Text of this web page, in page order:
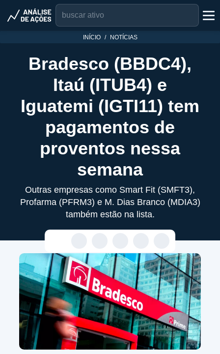
INÍCIO NOTÍCIAS
Bradesco (BBDC4),
Itaú (ITUB4) e
Iguatemi (IGTI11) tem
pagamentos de
proventos nessa
semana
Outras empresas como Smart Fit (SMFT3),
Profarma (PFRM3) e M. Dias Branco (MDIA3)
também estão na lista.